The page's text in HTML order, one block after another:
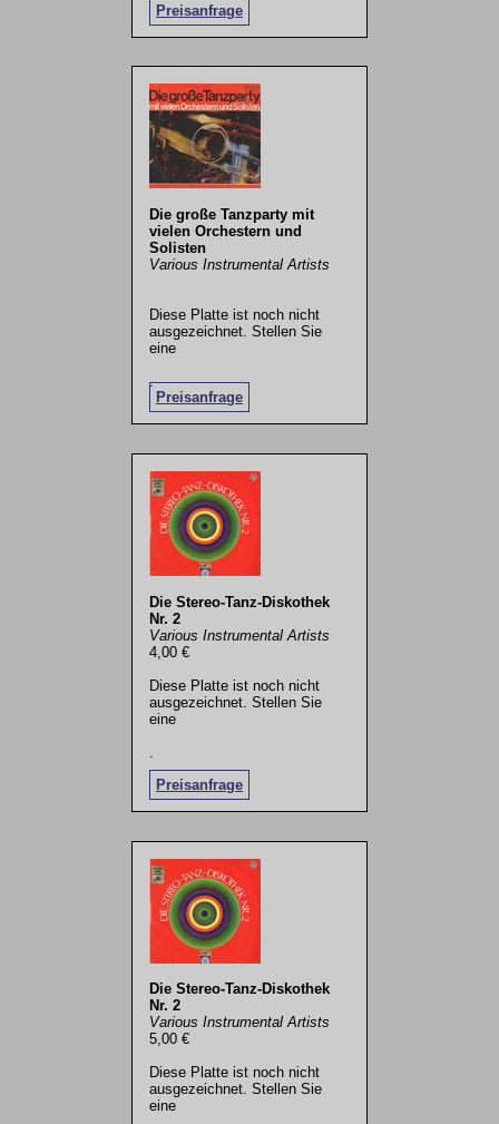
Preisanfrage
Die große Tanzparty mit
vielen Orchestern und
Solisten
Various Instrumental Artists
Diese Platte ist noch nicht
ausgezeichnet. Stellen Sie
eine
Preisanfrage
.
Die Stereo-Tanz-Diskothek
Nr. 2
Various Instrumental Artists
4,00 €
Diese Platte ist noch nicht
ausgezeichnet. Stellen Sie
eine
Preisanfrage
Die Stereo-Tanz-Diskothek
Nr. 2
Various Instrumental Artists
5,00 €
Diese Platte ist noch nicht
ausgezeichnet. Stellen Sie
eine